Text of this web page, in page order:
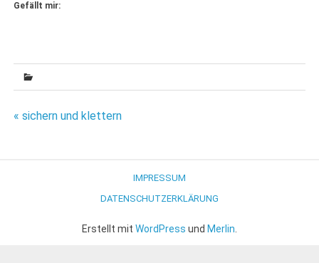
Gefällt mir:
Beitragsnavigation
« sichern und klettern
IMPRESSUM
DATENSCHUTZERKLÄRUNG
Erstellt mit WordPress und Merlin